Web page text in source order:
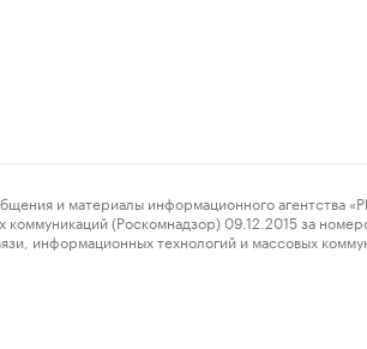
материалы информационного агентства
(Роскомнадзор) 09.12.2015 за
информационных технологий и массовых